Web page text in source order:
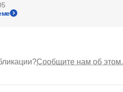
Сообщите нам об этом.